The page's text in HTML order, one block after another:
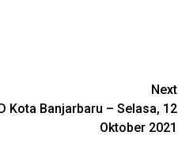
Next
Kota Banjarbaru – Selasa, 12
Oktober 2021